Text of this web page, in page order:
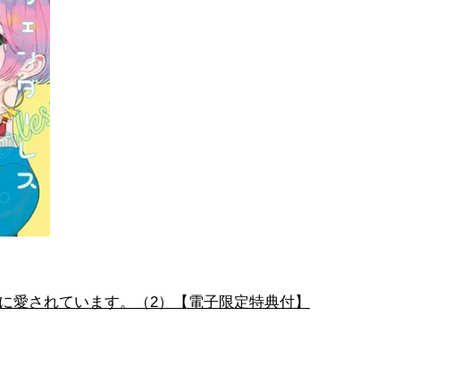
愛されています。（2）【電子限定特典付】